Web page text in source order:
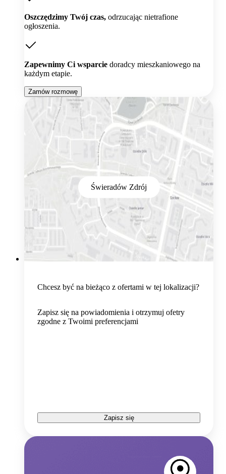
Oszczędzimy Twój czas, odrzucając nietrafione
ogłoszenia.
Zapewnimy Ci wsparcie doradcy mieszkaniowego na
każdym etapie.
Zamów rozmowę
Świeradów Zdrój
Chcesz być na bieżąco z ofertami w tej lokalizacji?
Zapisz się na powiadomienia i otrzymuj ofetry
zgodne z Twoimi preferencjami
Zapisz się